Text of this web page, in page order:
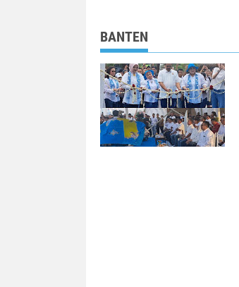
BANTEN